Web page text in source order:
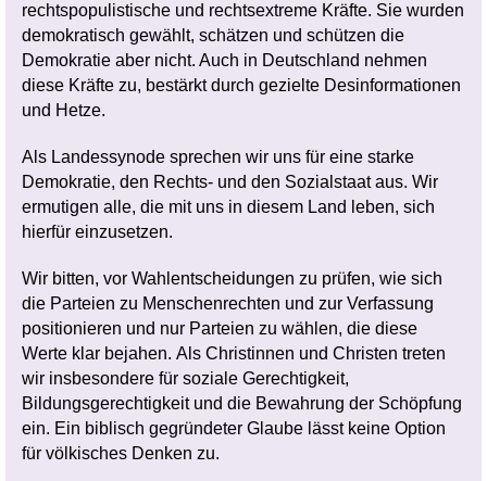
rechtspopulistische und rechtsextreme Kräfte. Sie wurden
demokratisch gewählt, schätzen und schützen die
Demokratie aber nicht. Auch in Deutschland nehmen
diese Kräfte zu, bestärkt durch gezielte Desinformationen
und Hetze.
Als Landessynode sprechen wir uns für eine starke
Demokratie, den Rechts- und den Sozialstaat aus. Wir
ermutigen alle, die mit uns in diesem Land leben, sich
hierfür einzusetzen.
Wir bitten, vor Wahlentscheidungen zu prüfen, wie sich
die Parteien zu Menschenrechten und zur Verfassung
positionieren und nur Parteien zu wählen, die diese
Werte klar bejahen. Als Christinnen und Christen treten
wir insbesondere für soziale Gerechtigkeit,
Bildungsgerechtigkeit und die Bewahrung der Schöpfung
ein. Ein biblisch gegründeter Glaube lässt keine Option
für völkisches Denken zu.